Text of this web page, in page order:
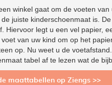
winkel gaat om de voeten
juiste kinderschoenmaat is.
Hiervoor legt u een vel papier,
van uw kind om op het
op. Nu weet u de
tabel af te lezen wat de
maattabellen op Ziengs >>